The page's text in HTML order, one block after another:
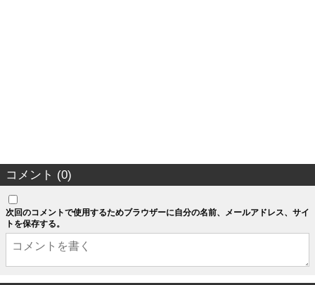
コメント (0)
次回のコメントで使用するためブラウザーに自分の名前、メールアドレス、サイ
トを保存する。